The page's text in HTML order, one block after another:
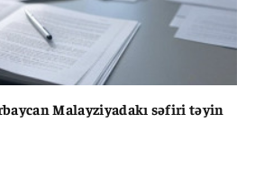
Malayziyadakı səfiri təyin